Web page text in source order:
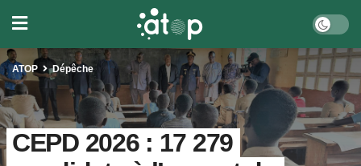
ATOP Dépêche
CEPD 2026 : 17 279